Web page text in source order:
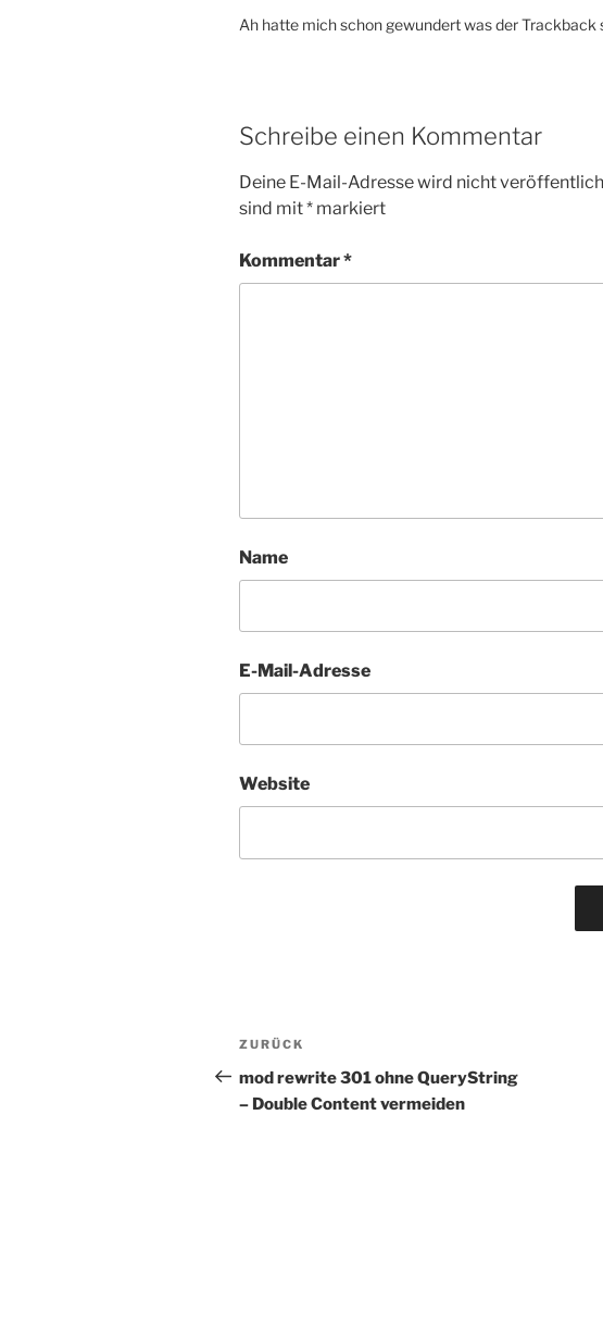
Ah hatte mich schon gewundert was der Trackback
Schreibe einen Kommentar
Deine E-Mail-Adresse wird nicht
sind mit* markiert
Kommentar*
Name
E-Mail-Adresse
Website
Beitragsnavigation
Vorheriger
Beitrag
ZURÜCK
mod rewrite 301 ohne QueryString
– Double Content vermeiden